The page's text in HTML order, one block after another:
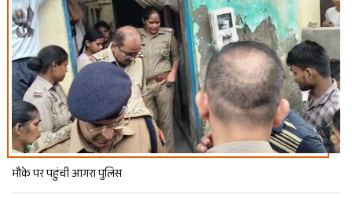
मौके पर पहुंची आगरा पुलिस